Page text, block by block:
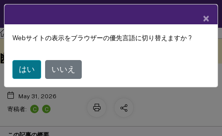
Citrix Virtual Apps and Desktops 7 2311 Director
セッションパフォーマンスの問題を診
断する
May 31, 2026
寄稿者:
C C
×
Webサイトの表示をブラウザーの優先言語に切り替えますか ?
はい いいえ